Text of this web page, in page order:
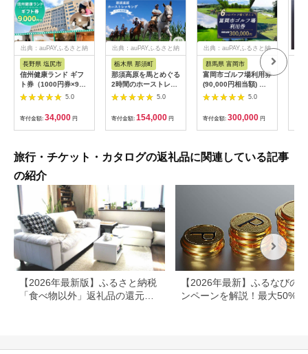
出典：auPAYふるさと納
長野県 塩尻市
信州健康ランド ギフ
ト券（1000円券×9
枚） | 信州健康ランド
サウナ 大浴場 ボディ
ケア リラクゼーショ
ン 施設 宿泊 家族連れ
長野県 塩尻市
5.0
寄付金額: 34,000 円
出典：auPAYふるさと納
栃木県 那須町
那須高原を馬とめぐる
2時間のホーストレッ
キング 外乗ペア利用
券【平日限定】チケッ
ト 利用券 ペア 体験
乗馬 初心者歓迎〔P-
100〕
5.0
寄付金額: 154,000 円
出典：auPAYふるさと納
群馬県 富岡市
富岡市ゴルフ場利用券
(90,000円相当額) ゴ
ルフ チケット 平日 土
日 祝日 プレー券 関東
群馬県 首都圏 F20E-
350
5.0
寄付金額: 300,000 円
旅行・チケット・カタログの返礼品に関連している記事
の紹介
【2026年最新版】ふるさと納税
「食べ物以外」返礼品の還元率
【2026年最新】ふるなびの
ンペーンを解説！最大50%還